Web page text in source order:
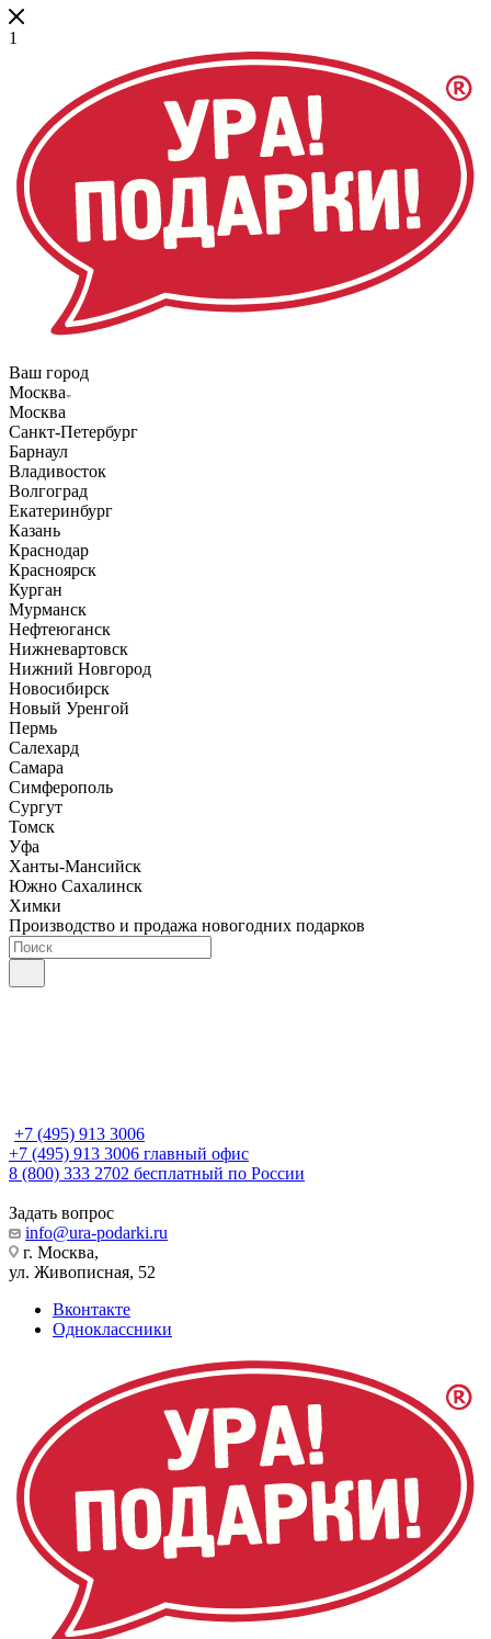
1
Ваш город
Москва
Москва
Санкт-Петербург
Барнаул
Владивосток
Волгоград
Екатеринбург
Казань
Краснодар
Красноярск
Курган
Мурманск
Нефтеюганск
Нижневартовск
Нижний Новгород
Новосибирск
Новый Уренгой
Пермь
Салехард
Самара
Симферополь
Сургут
Томск
Уфа
Ханты-Мансийск
Южно Сахалинск
Химки
Производство и продажа новогодних подарков
+7 (495) 913 3006
+7 (495) 913 3006 главный офис
8 (800) 333 2702 бесплатный по России
Задать вопрос
info@ura-podarki.ru
г. Москва,
ул. Живописная, 52
Вконтакте
Одноклассники